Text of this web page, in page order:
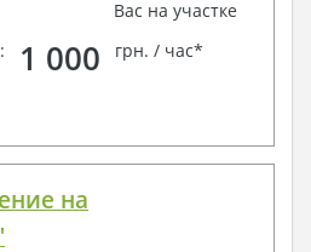
Вас на участке
: 1 000 грн. / час*
на